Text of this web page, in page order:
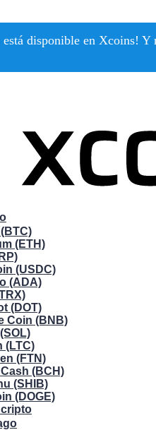
disponible en Xcoins!
(ETH)
(USDC)
(ADA)
(DOT)
Coin (BNB)
(LTC)
(FTN)
(BCH)
(SHIB)
(DOGE)